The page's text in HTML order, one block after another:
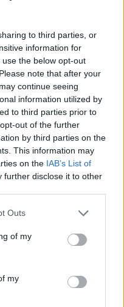
to third parties, or
information for
the below opt-out
note that after your
continue seeing
information utilized by
to third parties prior to
out of the further
by third parties on the
This information may
on the IAB’s List of
further disclose it to other
Outs
of my
my
Kultivonin kanabis
mbanin armë pa leje,
3 persona në
09:53 / 19/05/2021
ullishtën në fermë
Arrestohen dy të
në Poliçan, në kërkim